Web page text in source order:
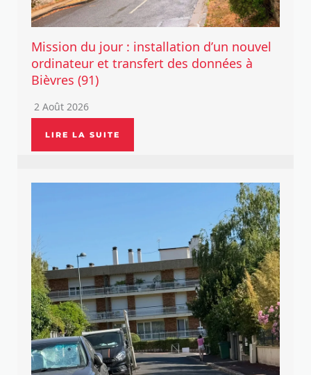
Mission du jour : installation d’un nouvel
ordinateur et transfert des données à
Bièvres (91)
2 Août 2026
LIRE LA SUITE